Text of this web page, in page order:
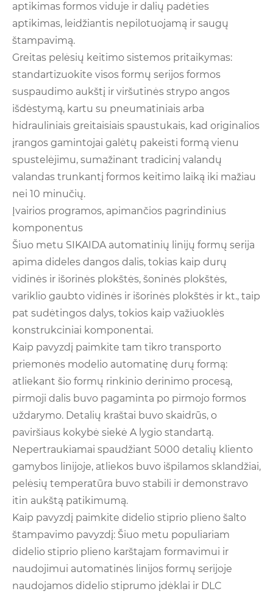
aptikimas formos viduje ir dalių padėties
aptikimas, leidžiantis nepilotuojamą ir saugų
štampavimą.
Greitas pelėsių keitimo sistemos pritaikymas:
standartizuokite visos formų serijos formos
suspaudimo aukštį ir viršutinės strypo angos
išdėstymą, kartu su pneumatiniais arba
hidrauliniais greitaisiais spaustukais, kad originalios
įrangos gamintojai galėtų pakeisti formą vienu
spustelėjimu, sumažinant tradicinį valandų
valandas trunkantį formos keitimo laiką iki mažiau
nei 10 minučių.
Įvairios programos, apimančios pagrindinius
komponentus
Šiuo metu SIKAIDA automatinių linijų formų serija
apima dideles dangos dalis, tokias kaip durų
vidinės ir išorinės plokštės, šoninės plokštės,
variklio gaubto vidinės ir išorinės plokštės ir kt., taip
pat sudėtingos dalys, tokios kaip važiuoklės
konstrukciniai komponentai.
Kaip pavyzdį paimkite tam tikro transporto
priemonės modelio automatinę durų formą:
atliekant šio formų rinkinio derinimo procesą,
pirmoji dalis buvo pagaminta po pirmojo formos
uždarymo. Detalių kraštai buvo skaidrūs, o
paviršiaus kokybė siekė A lygio standartą.
Nepertraukiamai spaudžiant 5000 detalių kliento
gamybos linijoje, atliekos buvo išpilamos sklandžiai,
pelėsių temperatūra buvo stabili ir demonstravo
itin aukštą patikimumą.
Kaip pavyzdį paimkite didelio stiprio plieno šalto
štampavimo pavyzdį: Šiuo metu populiariam
didelio stiprio plieno karštajam formavimui ir
naudojimui automatinės linijos formų serijoje
naudojamos didelio stiprumo įdėklai ir DLC